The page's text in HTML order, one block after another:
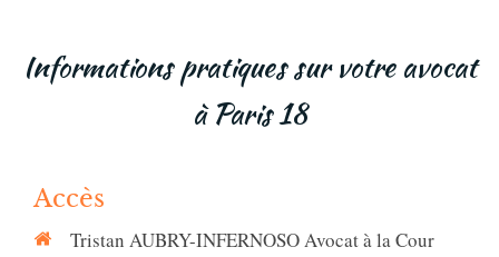
Informations pratiques sur votre avocat
à Paris 18
Accès
Tristan AUBRY-INFERNOSO Avocat à la Cour